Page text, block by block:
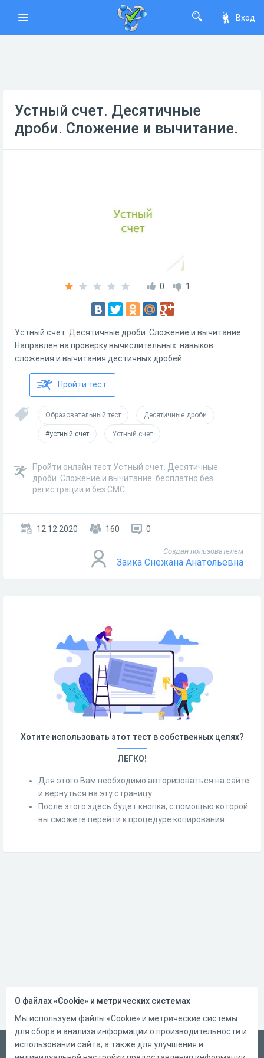
Вход
Устный счет. Десятичные
дроби. Сложение и вычитание.
0 1
Устный счет. Десятичные дроби. Сложение и вычитание.
Направлен на проверку вычислительных навыков
сложения и вычитания дестичных дробей.
Пройти тест
Образовательный тест Десятичные дроби
#устный счет Устный счет
Пройти онлайн тест Устный счет. Десятичные
дроби. Сложение и вычитание. бесплатно без
регистрации и без СМС
12.12.2020 160 0
Создан пользователем
Заика Снежана Анатольевна
Хотите использовать этот тест в собственных целях?
ЛЕГКО!
Для этого Вам необходимо авторизоваться на сайте
и вернуться на эту страницу.
После этого здесь будет кнопка, с помощью которой
вы сможете перейти к процедуре копирования.
Русский
О файлах «Cookie» и метрических системах
Мы используем файлы «Cookie» и метрические системы
для сбора и анализа информации о производительности и
использовании сайта, а также для улучшения и